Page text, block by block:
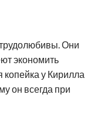
Они
экономить
копейка у Кирилла
он всегда при